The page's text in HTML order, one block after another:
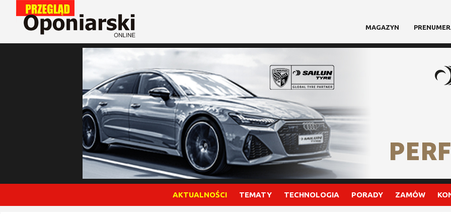
MAGAZYN
AKTUALNOŚCI TEMATY TECHNOLOGIA PORADY ZAMÓW